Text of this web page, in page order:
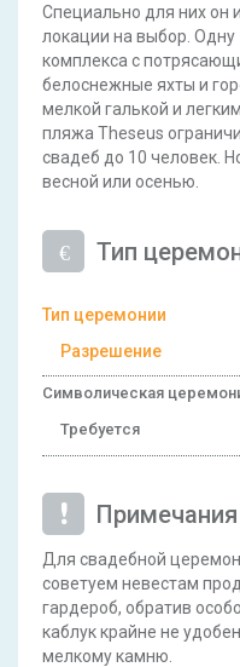
Специально для них он
локации на выбор.
комплекса с
белоснежные яхты и
мелкой галькой и
пляжа Theseus
свадеб до 10 человек.
весной или осенью.
Тип
Тип церемонии
Разрешение
Символическая
Требуется
Примечания
Для свадебной
советуем невестам
гардероб, обратив
каблук крайне не
мелкому камню.